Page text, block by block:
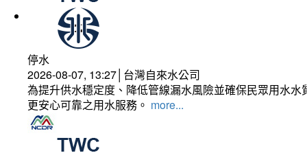
停水
2026-08-07, 13:27│台灣自來水公司
為提升供水穩定度、降低管線漏水風險並確保民眾用水
更安心可靠之用水服務。 more...